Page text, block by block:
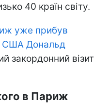
40 країн світу.
уже прибув
США Дональд
закордонний візит
в Париж